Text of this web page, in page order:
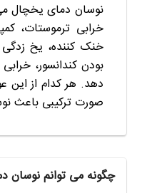
نوسان دمای یخچال
خرابی ترموستات،
خنک کننده، یخ
بودن کندانسور،
دهد. هر کدام از این
صورت ترکیبی باعث
چگونه می توانم نوسان